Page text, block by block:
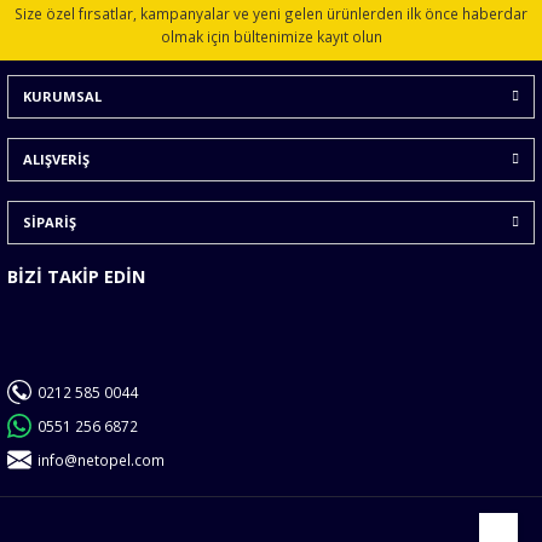
Ürün açıklamasında eksik bilgiler bulunuyor.
Ürün bilgilerinde hatalar bulunuyor.
Ürün fiyatı diğer sitelerden daha pahalı.
Bu ürüne benzer farklı alternatifler olmalı.
Size özel fırsatlar, kampanyalar ve yeni gelen ürünlerden ilk önce haberdar
olmak için bültenimize kayıt olun
KURUMSAL
ALIŞVERİŞ
SİPARİŞ
BİZİ TAKİP EDİN
0212 585 0044
0551 256 6872
info@netopel.com